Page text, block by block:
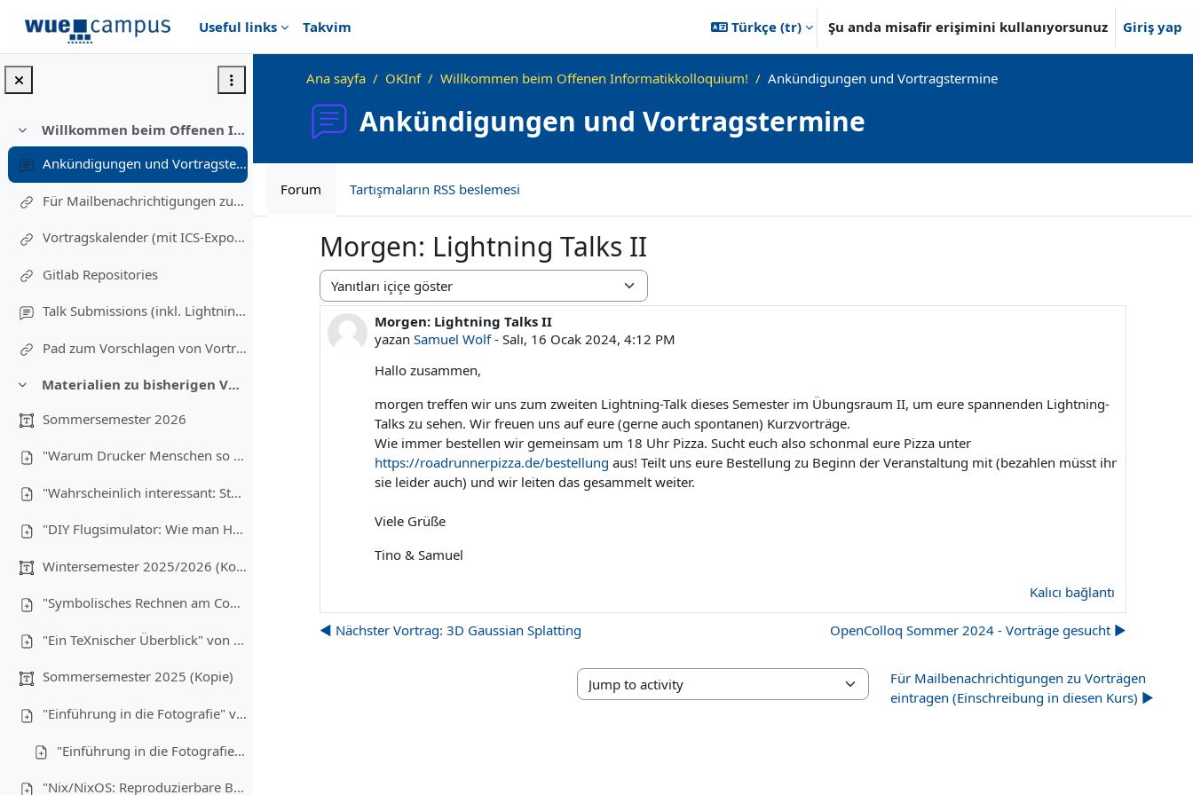
Useful links
Takvim Türkçe ‎(tr)‎ Şu anda misafir erişimini kullanıyorsunuz Giriş yap
Daralt
Willkommen beim Offenen Informatikkolloquium!
Ankündigungen und Vortragstermine
Für Mailbenachrichtigungen zu Vorträgen eintragen (Einschreibung in diesen Kurs)
Vortragskalender (mit ICS-Export)
Gitlab Repositories
Talk Submissions (inkl. Lightning Talks)
Pad zum Vorschlagen von Vortragsthemen und freiwillig Melden
Daralt
Materialien zu bisherigen Vorträgen
Sommersemester 2026
"Warum Drucker Menschen so sehr hassen" von Christoph Brehm (08.07.2026)
"Wahrscheinlich interessant: Statistik für Informatiker:innen" von Anton Ehrmanntraut (17.06.2026)
"DIY Flugsimulator: Wie man Hardware günstig bauen kann" von Lukas Wiener, Maximilian Laumen und Yannick Buchen (03.06.2026)
Wintersemester 2025/2026 (Kopie)
"Symbolisches Rechnen am Computer" von Christoph Brehm (17.12.2025)
"Ein TeXnischer Überblick" von Anton Ehrmanntraut (10.12.2025)
Sommersemester 2025 (Kopie)
"Einführung in die Fotografie" von Tim Hegemann und Alexander Gehrke (16.07.2025) - Teil 1
"Einführung in die Fotografie" - Teil 2
"Nix/NixOS: Reproduzierbare Builds, Funktionale Packages" von Robin Finkelmann (21.05.2025)
Ana sayfa OKInf Willkommen beim Offenen Informatikkolloquium! Ankündigungen und Vortragstermine
Ankündigungen und Vortragstermine
Forum Tartışmaların RSS beslemesi
Morgen: Lightning Talks II
Görünüm modu
Morgen: Lightning Talks II
yazan Samuel Wolf- Salı, 16 Ocak 2024, 4:12 PM
Yanıt sayısı: 0
Hallo zusammen,
morgen treffen wir uns zum zweiten Lightning-Talk dieses Semester im Übungsraum II, um eure spannenden Lightning-
Talks zu sehen. Wir freuen uns auf eure (gerne auch spontanen) Kurzvorträge.
Wie immer bestellen wir gemeinsam um 18 Uhr Pizza. Sucht euch also schonmal eure Pizza unter
https://roadrunnerpizza.de/bestellung aus! Teilt uns eure Bestellung zu Beginn der Veranstaltung mit (bezahlen müsst ihr
sie leider auch) und wir leiten das gesammelt weiter.
Viele Grüße
Tino & Samuel
Kalıcı bağlantı
◀︎ Nächster Vortrag: 3D Gaussian Splatting OpenColloq Sommer 2024 - Vorträge gesucht ▶︎
Jump to activity
Für Mailbenachrichtigungen zu Vorträgen
eintragen (Einschreibung in diesen Kurs) ▶︎